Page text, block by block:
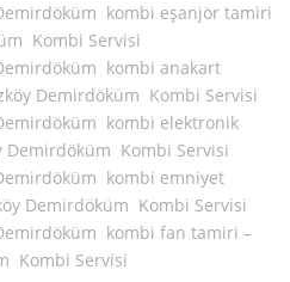
kombi eşanjör tamiri
Kombi Servisi
kombi anakart
Demirdöküm Kombi Servisi
kombi elektronik
Demirdöküm Kombi Servisi
kombi emniyet
Demirdöküm Kombi Servisi
kombi fan tamiri –
Kombi Servisi